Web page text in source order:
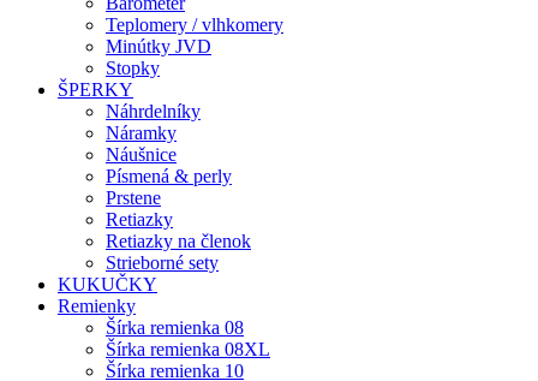
Teplomery / vlhkomery
Minútky JVD
Stopky
ŠPERKY
Náhrdelníky
Náramky
Náušnice
Písmená & perly
Prstene
Retiazky
Retiazky na členok
Strieborné sety
KUKUČKY
Remienky
Šírka remienka 08
Šírka remienka 08XL
Šírka remienka 10